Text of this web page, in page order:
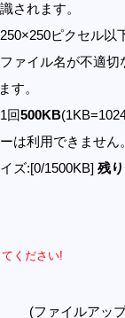
されます。
ピクセル以
ァイル名が不適切
。
回500KB
は利用できません
ズ:[0/1500KB] 残
ください!
(ファイルアッ